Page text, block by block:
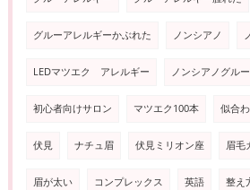
グルーアレルギーかぶれた ノンシアノ
LEDマツエク アレルギー ノンシアノグル
初心者向けサロン マツエク100本 似合
伏見 ナチュ眉 伏見ミリオン座 眉毛
眉が太い コンプレックス 英語 整え